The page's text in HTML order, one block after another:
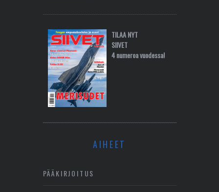
TILAA NYT
SIIVET
4 numeroa vuodessa!
AIHEET
PÄÄKIRJOITUS